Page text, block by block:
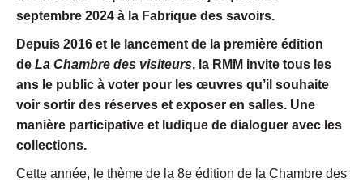
septembre 2024 à la Fabrique des savoirs.
Depuis 2016 et le lancement de la première édition
de La Chambre des visiteurs, la RMM invite tous les
ans le public à voter pour les œuvres qu’il souhaite
voir sortir des réserves et exposer en salles. Une
manière participative et ludique de dialoguer avec les
collections.
Cette année, le thème de la 8e édition de la Chambre des